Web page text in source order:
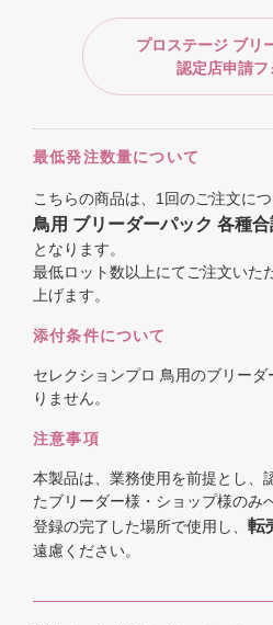
プロステージ ブリ
認定店申請フ
最低発注数量について
こちらの商品は、1回のご注文に
鳥用 ブリーダーパック 各種
となります。
最低ロット数以上にてご注文いた
上げます。
添付条件について
セレクションプロ 鳥用のブリー
りません。
注意事項
本製品は、業務使用を前提とし、
たブリーダー様・ショップ様のみ
登録の完了した場所で使用し、 転
遠慮ください。